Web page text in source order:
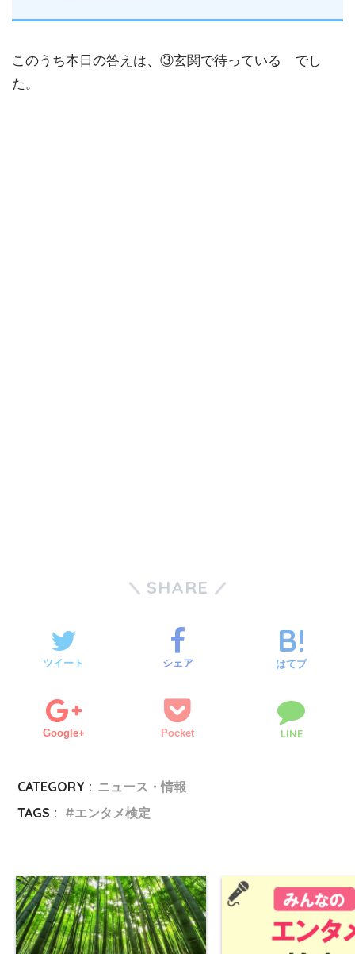
このうち本日の答えは、③玄関で待っている でし
た。
SHARE
ツイート シェア はてブ
Google+ Pocket LINE
CATEGORY : ニュース・情報
TAGS :
エンタメ検定